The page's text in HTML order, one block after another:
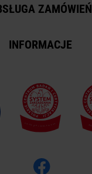
ZAMÓWIEŃ
INFORMACJE